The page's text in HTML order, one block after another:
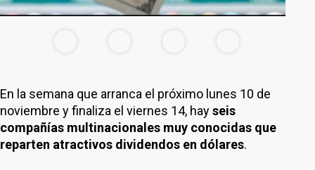
En la semana que arranca el próximo lunes 10 de
noviembre y finaliza el viernes 14, hayseis
compañías multinacionales muy conocidas que
reparten atractivos dividendos en dólares.